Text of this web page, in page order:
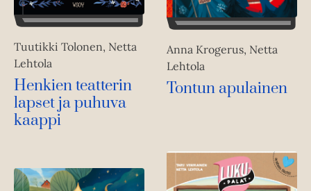
Tuutikki Tolonen, Netta
Lehtola
Henkien teatterin
lapset ja puhuva
kaappi
Anna Krogerus, Netta
Lehtola
Tontun apulainen